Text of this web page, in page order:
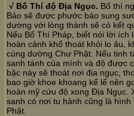
√ Bố Thí độ Địa Ngục. Bố thí
Bảo sẽ được phước báo sung
dường với lòng thành sẽ có kết
Nếu Bố Thí Pháp, biết nói lời ích
hoàn cảnh khổ thoát khỏi lo âu,
cúng dường Chư Phật. Nếu tinh
sanh tánh của mình và độ được
bậc này sẽ thoát nơi địa ngục,
bao giờ khoe khoang kể lể nên
hoàn mỹ cứu độ xong Địa Ngục.
sanh có nơi tu hành cũng là
Phật.